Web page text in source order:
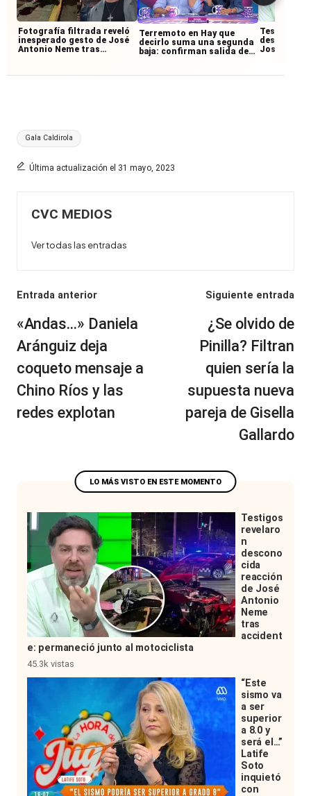
Fotografía filtrada reveló
inesperado gesto de José
Antonio Neme tras
Terremoto en Hay que
decirlo suma una segunda
baja: confirman salida de
Testigos
José
Etiquetas:
Gala Caldirola
Última actualización el 31 mayo, 2023
CVC MEDIOS
Ver todas las entradas
Navegación
de
entradas
Entrada anterior
«Andas…» Daniela
Aránguiz deja
coqueto mensaje a
Chino Ríos y las
redes explotan
Siguiente entrada
¿Se olvido de
Pinilla? Filtran
quien sería la
supuesta nueva
pareja de Gisella
Gallardo
Testigos
revelaro
n
descono
cida
reacción
de José
Antonio
Neme
tras
accident
e: permaneció junto al motociclista
45.3k vistas
“Este
sismo va
a ser
superior
a 8.0 y
será el…”
Latife
Soto
inquietó
con